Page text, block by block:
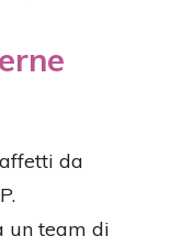
da
un team di